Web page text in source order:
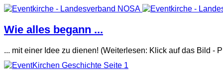
Wie alles begann ...
... mit einer Idee zu dienen! (Weiterlesen: Klick auf das Bild -